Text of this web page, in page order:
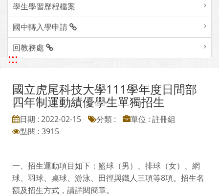
學生學習歷程檔案
國中轉入學申請
回教務處
:::
國立虎尾科技大學111學年度日間部
四年制運動績優學生單獨招生
日期 : 2022-02-15 分類 :
單位 : 註冊組
點閱 : 3915
一、招生運動項目如下：籃球（男）、排球（女）、網
球、羽球、桌球、游泳、田徑與鐵人三項等8項。招生名
額及招生方式，請詳閱簡章。